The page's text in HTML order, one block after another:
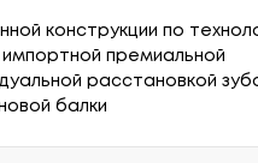
конструкции по
импортной премиальной
расстановкой
балки